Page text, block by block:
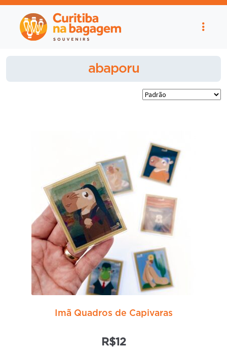
abaporu
Imã Quadros de Capivaras
R$12